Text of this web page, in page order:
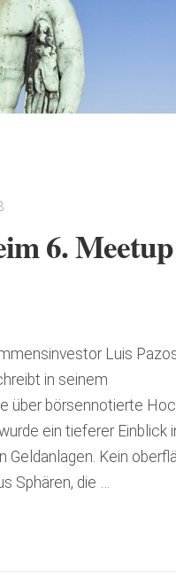
6.
Luis
in seinem
über börsennotierte
ein tieferer Einblick
Geldanlagen. Kein
Sphären, die …